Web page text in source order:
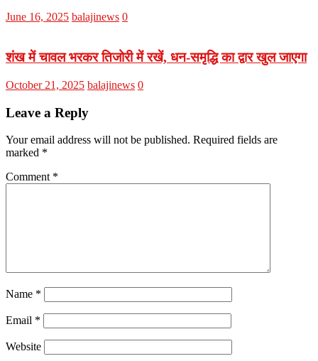
June 16, 2025 balajinews 0
शंख में चावल भरकर तिजोरी में रखें, धन-समृद्धि का द्वार खुल जाएगा
October 21, 2025 balajinews 0
Leave a Reply
Your email address will not be published. Required fields are
marked *
Comment *
Name *
Email *
Website